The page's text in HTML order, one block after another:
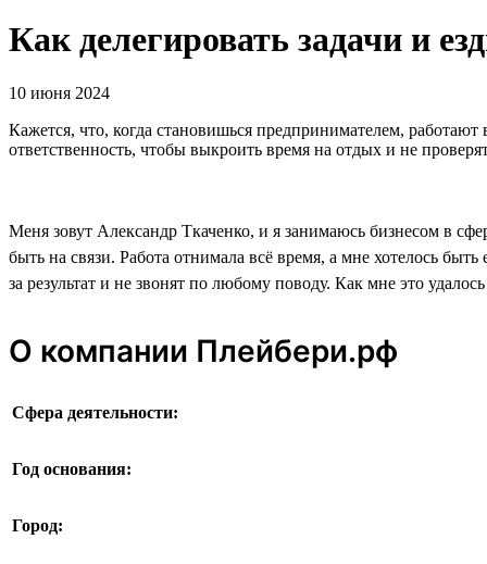
Как делегировать задачи и
10 июня 2024
Кажется, что, когда становишься предпринимателем, работают
ответственность, чтобы выкроить время на отдых и не
Меня зовут Александр Ткаченко, и я занимаюсь бизнесом в
быть на связи. Работа отнимала всё время, а мне хотелось
за результат и не звонят по любому поводу. Как мне это
О компании Плейбери.рф
Сфера деятельности:
Год основания:
Город: